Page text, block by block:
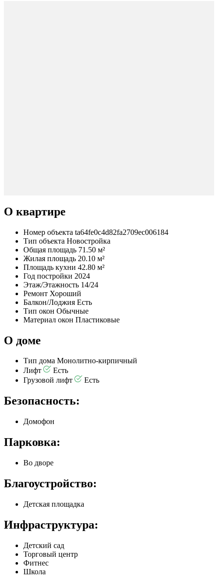
О квартире
Номер объекта ta64fe0c4d82fa2709ec006184
Тип объекта Новостройка
Общая площадь 71.50 м²
Жилая площадь 20.10 м²
Площадь кухни 42.80 м²
Год постройки 2024
Этаж/Этажность 14/24
Ремонт Хороший
Балкон/Лоджия Есть
Тип окон Обычные
Материал окон Пластиковые
О доме
Тип дома Монолитно-кирпичный
Лифт
Есть
Грузовой лифт
Есть
Безопасность:
Домофон
Парковка:
Во дворе
Благоустройство:
Детская площадка
Инфраструктура:
Детский сад
Торговый центр
Фитнес
Школа